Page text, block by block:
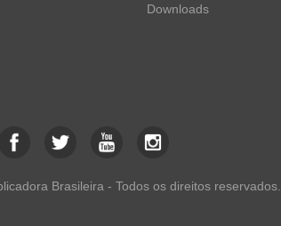
Downloads
Brasileira - Todos os direitos reservados.